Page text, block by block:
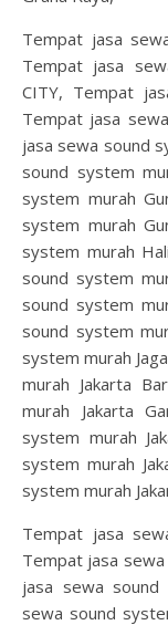
Tempat jasa
Tempat jasa
CITY, Tempat
Tempat jasa
jasa sewa sound
sound system
system murah
system murah
system murah
sound system
sound system
sound system
system murah
murah Jakarta
murah Jakarta
system murah
system murah
system murah
Tempat jasa
Tempat jasa
jasa sewa
sewa sound